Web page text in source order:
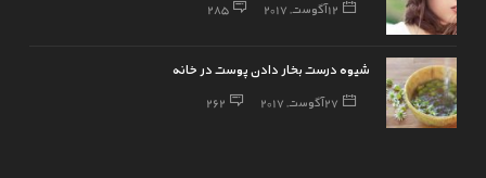
12 آگوست, 2017 285
شیوه درست بخار دادن پوست در خانه
27 آگوست, 2017 262